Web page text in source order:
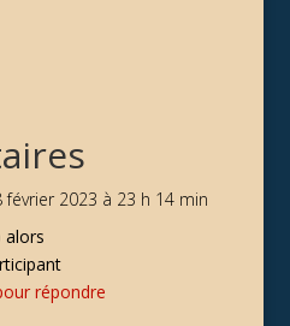
février 2023 à 23 h 14 min
alors
répondre